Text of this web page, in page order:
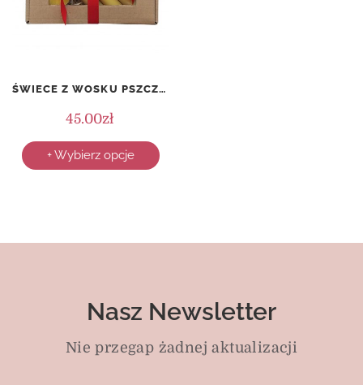
ŚWIECE Z WOSKU PSZCZELEGO (5 SZTUK) + PODGRZEWACZ (2 SZTUKI) – NA PREZENT
45.00zł
+ Wybierz opcje
Nasz Newsletter
Nie przegap żadnej aktualizacji